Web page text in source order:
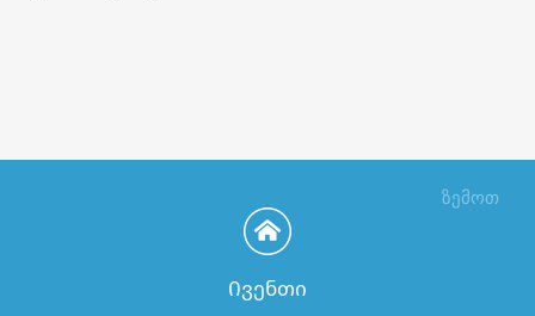
ზემოთ
Ივენთი